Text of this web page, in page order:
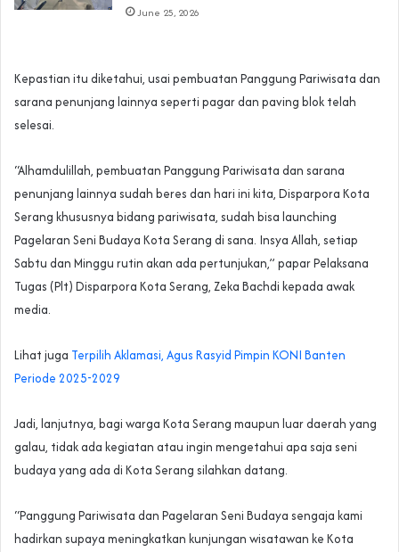
June 25, 2026
Kepastian itu diketahui, usai pembuatan Panggung Pariwisata dan
sarana penunjang lainnya seperti pagar dan paving blok telah
selesai.
“Alhamdulillah, pembuatan Panggung Pariwisata dan sarana
penunjang lainnya sudah beres dan hari ini kita, Disparpora Kota
Serang khususnya bidang pariwisata, sudah bisa launching
Pagelaran Seni Budaya Kota Serang di sana. Insya Allah, setiap
Sabtu dan Minggu rutin akan ada pertunjukan,” papar Pelaksana
Tugas (Plt) Disparpora Kota Serang, Zeka Bachdi kepada awak
media.
Lihat juga Terpilih Aklamasi, Agus Rasyid Pimpin KONI Banten
Periode 2025-2029
Jadi, lanjutnya, bagi warga Kota Serang maupun luar daerah yang
galau, tidak ada kegiatan atau ingin mengetahui apa saja seni
budaya yang ada di Kota Serang silahkan datang.
“Panggung Pariwisata dan Pagelaran Seni Budaya sengaja kami
hadirkan supaya meningkatkan kunjungan wisatawan ke Kota